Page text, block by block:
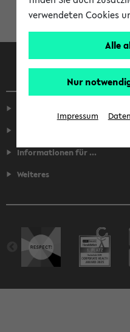
Informationen für ...
Weiteres
verwendeten Cookies
Alle
Nur
Impressum